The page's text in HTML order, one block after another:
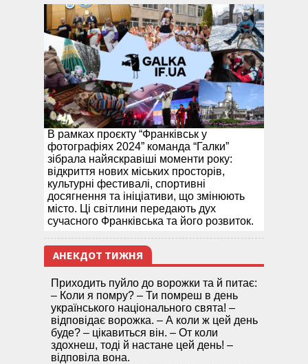
В рамках проєкту “Франківськ у
фотографіях 2024” команда “Галки”
зібрала найяскравіші моменти року:
відкриття нових міських просторів,
культурні фестивалі, спортивні
досягнення та ініціативи, що змінюють
місто. Ці світлини передають дух
сучасного Франківська та його розвиток.
АНЕКДОТ ТИЖНЯ
Приходить пуйло до ворожки та й питає:
– Коли я помру? – Ти помреш в день
українського національного свята! –
відповідає ворожка. – А коли ж цей день
буде? – цікавиться він. – От коли
здохнеш, тоді й настане цей день! –
відповіла вона.